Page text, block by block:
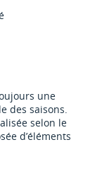
une
des saisons.
selon le
d’éléments